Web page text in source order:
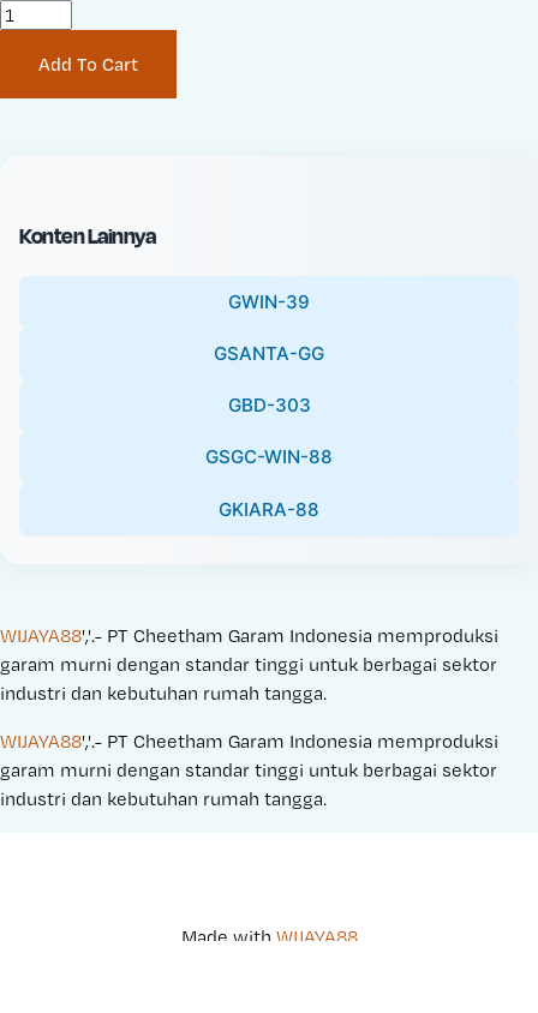
e
i
n
a
c
e
Add To Cart
Konten Lainnya
GWIN-39
GSANTA-GG
GBD-303
GSGC-WIN-88
GKIARA-88
WIJAYA88','.- PT Cheetham Garam Indonesia memproduksi
garam murni dengan standar tinggi untuk berbagai sektor
industri dan kebutuhan rumah tangga.
WIJAYA88','.- PT Cheetham Garam Indonesia memproduksi
garam murni dengan standar tinggi untuk berbagai sektor
industri dan kebutuhan rumah tangga.
Made with WIJAYA88